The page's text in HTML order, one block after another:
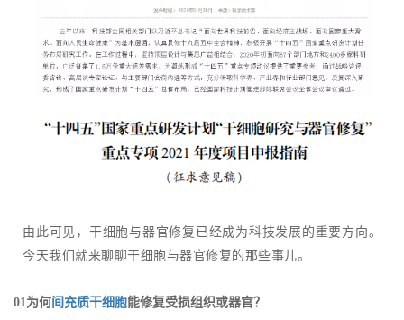
由此可见，干细胞与器官修复已经成为科技发展的重要方向。
今天我们就来聊聊干细胞与器官修复的那些事儿。
01为何间充质干细胞能修复受损组织或器官？